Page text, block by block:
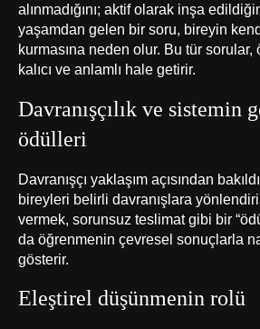
alınmadığını; aktif olarak inşa
yaşamdan gelen bir soru, bireyin
kurmasına neden olur. Bu tür
kalıcı ve anlamlı hale getirir.
Davranışçılık ve sistemin
ödülleri
Davranışçı yaklaşım açısından
bireyleri belirli davranışlara
vermek, sorunsuz teslimat gibi bir
da öğrenmenin çevresel sonuçlarla
gösterir.
Eleştirel düşünmenin rolü